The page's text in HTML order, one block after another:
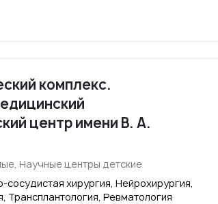
комплекс.
центр имени В. А.
Научные центры детские
хирургия, Нейрохирургия,
Трансплантология, Ревматология